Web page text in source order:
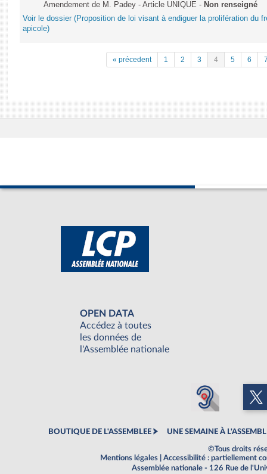
Amendement de M. Padey - Article UNIQUE - Non renseigné
Voir le dossier (Proposition de loi visant à endiguer la prolifération du
apicole)
« précedent 1 2 3 4 5 6
OPEN DATA
Accédez à toutes
les données de
l'Assemblée nationale
BOUTIQUE DE L'ASSEMBLEE UNE SEMAINE À
©Tous droits
Mentions légales
Accessibilité : partiellement
Assemblée nationale - 126 Rue de